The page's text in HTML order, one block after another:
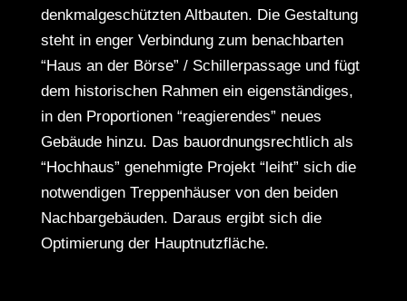
denkmalgeschützten Altbauten. Die Gestaltung
steht in enger Verbindung zum benachbarten
“Haus an der Börse” / Schillerpassage und fügt
dem historischen Rahmen ein eigenständiges,
in den Proportionen “reagierendes” neues
Gebäude hinzu. Das bauordnungsrechtlich als
“Hochhaus” genehmigte Projekt “leiht” sich die
notwendigen Treppenhäuser von den beiden
Nachbargebäuden. Daraus ergibt sich die
Optimierung der Hauptnutzfläche.